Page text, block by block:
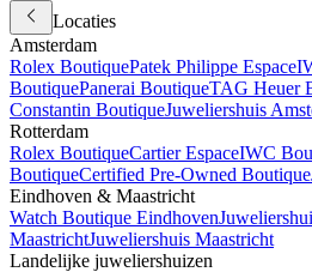
Locaties
Amsterdam
Rolex BoutiquePatek Philippe Espace
BoutiquePanerai BoutiqueTAG Heuer
Constantin BoutiqueJuweliershuis
Rotterdam
Rolex BoutiqueCartier EspaceIWC
BoutiqueCertified Pre-Owned Boutique
Eindhoven & Maastricht
Watch Boutique Eindhoven
MaastrichtJuweliershuis Maastricht
Landelijke juweliershuizen